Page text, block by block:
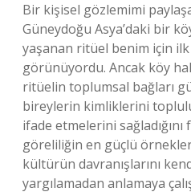
Bir kişisel gözlemimi
Güneydoğu Asya’daki bir
yaşanan ritüel benim için ilk
görünüyordu. Ancak köy
ritüelin toplumsal bağları
bireylerin kimliklerini
ifade etmelerini
göreliliğin en güçlü
kültürün davranışlarını
yargılamadan anlamaya